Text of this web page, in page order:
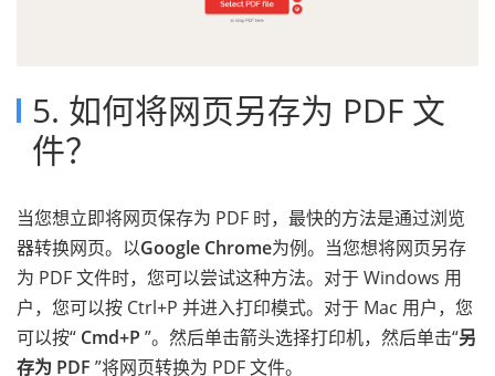
5. 如何将网页另存为 PDF 文
件？
当您想立即将网页保存为 PDF 时，最快的方法是通过浏览
器转换网页。以Google Chrome为例。当您想将网页另存
为 PDF 文件时，您可以尝试这种方法。对于 Windows 用
户，您可以按 Ctrl+P 并进入打印模式。对于 Mac 用户，您
可以按“ Cmd+P ”。然后单击箭头选择打印机，然后单击“另
存为 PDF ”将网页转换为 PDF 文件。